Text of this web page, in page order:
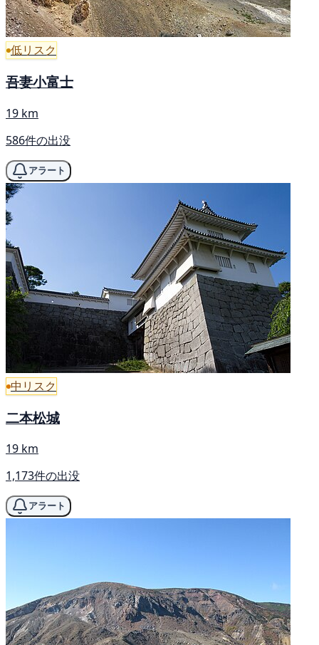
低リスク
吾妻小富士
19 km
586件の出没
アラート
中リスク
二本松城
19 km
1,173件の出没
アラート